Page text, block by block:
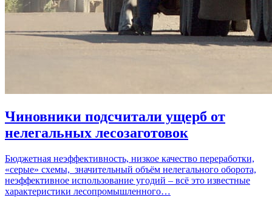
Чиновники подсчитали ущерб от
нелегальных лесозаготовок
Бюджетная неэффективность, низкое качество переработки,
«серые» схемы, значительный объём нелегального оборота,
неэффективное использование угодий – всё это известные
характеристики лесопромышленного…